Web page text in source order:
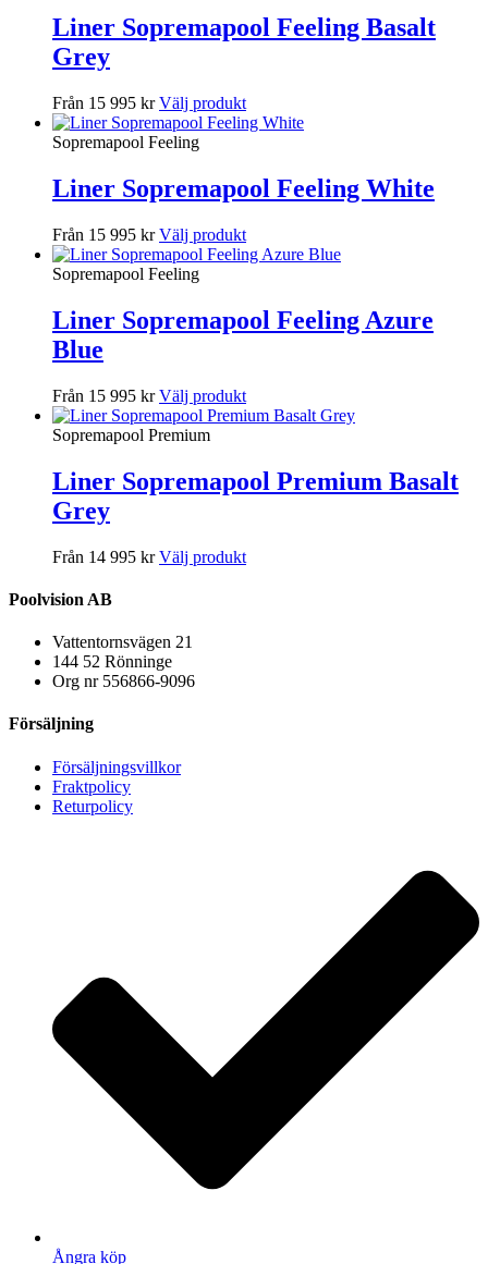
Liner Sopremapool Feeling Basalt
Grey
Från 15 995 kr Välj produkt
Sopremapool Feeling
Liner Sopremapool Feeling White
Från 15 995 kr Välj produkt
Sopremapool Feeling
Liner Sopremapool Feeling Azure
Blue
Från 15 995 kr Välj produkt
Sopremapool Premium
Liner Sopremapool Premium Basalt
Grey
Från 14 995 kr Välj produkt
Poolvision AB
Vattentornsvägen 21
144 52 Rönninge
Org nr 556866-9096
Försäljning
Försäljningsvillkor
Fraktpolicy
Returpolicy
Ångra köp